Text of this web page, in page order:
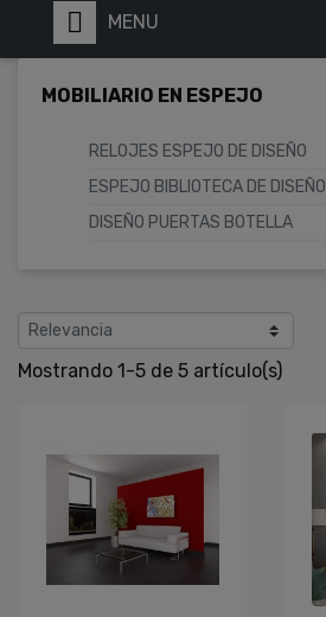
MENU
MOBILIARIO EN ESPEJO
RELOJES ESPEJO DE DISEÑO
ESPEJO BIBLIOTECA DE DISEÑO
DISEÑO PUERTAS BOTELLA
Mostrando 1-5 de 5 artículo(s)